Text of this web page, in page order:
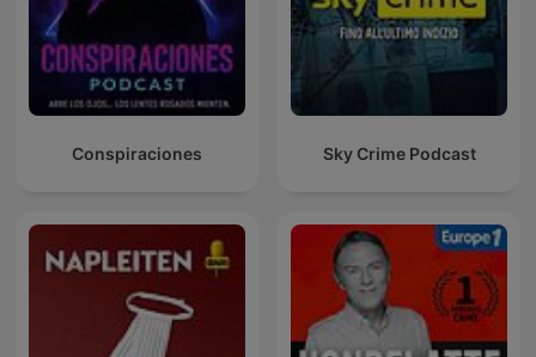
Conspiraciones Sky Crime Podcast